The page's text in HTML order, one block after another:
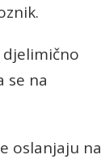
djelimično
se na
oslanjaju na